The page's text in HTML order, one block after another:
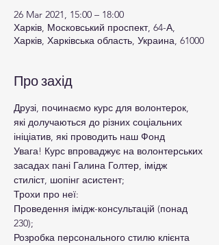
26 Mar 2021, 15:00 – 18:00
Харків, Московський проспект, 64-А,
Харків, Харківська область, Украина, 61000
Про захід
Друзі, починаємо курс для волонтерок,
які долучаються до різних соціальних
ініціатив, які проводить наш Фонд
Увага! Курс впроваджує на волонтерських
засадах пані Галина Голтер, імідж
стиліст, шопінг асистент;
Трохи про неї:
Проведення імідж-консультацій (понад
230);
Розробка персонального стилю клієнта